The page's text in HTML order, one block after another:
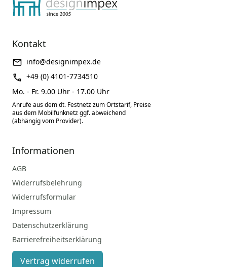
Kontakt
info@designimpex.de
+49 (0) 4101-7734510
Mo. - Fr. 9.00 Uhr - 17.00 Uhr
Anrufe aus dem dt. Festnetz zum Ortstarif, Preise
aus dem Mobilfunknetz ggf. abweichend
(abhängig vom Provider).
Informationen
AGB
Widerrufsbelehrung
Widerrufsformular
Impressum
Datenschutzerklärung
Barrierefreiheitserklärung
Vertrag widerrufen